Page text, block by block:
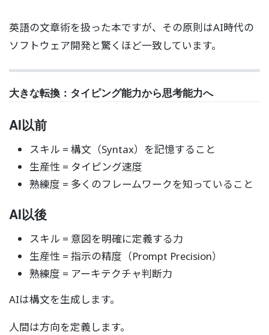
英語の文章術を扱った本ですが、その原則はAI時代の
ソフトウェア開発と驚くほど一致しています。
大きな転換：タイピング能力から思考能力へ
AI以前
スキル = 構文（Syntax）を記憶すること
生産性 = タイピング速度
熟練度 = 多くのフレームワークを知っていること
AI以後
スキル = 意図を明確に定義する力
生産性 = 指示の精度（Prompt Precision）
熟練度 = アーキテクチャ判断力
AIは構文を生成します。
人間は方向を定義します。